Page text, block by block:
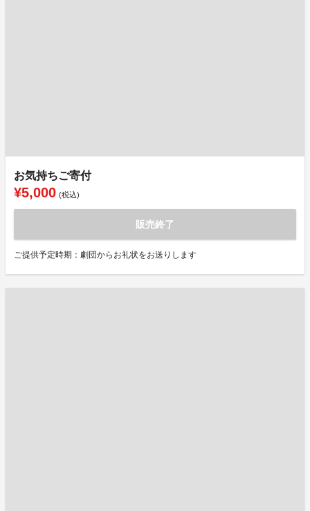
お気持ちご寄付
¥5,000 (税込)
販売終了
ご提供予定時期：劇団からお礼状をお送りします